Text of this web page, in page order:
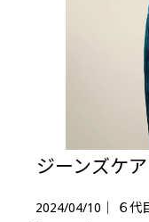
ジーンズケ
2024/04/10｜ ６代